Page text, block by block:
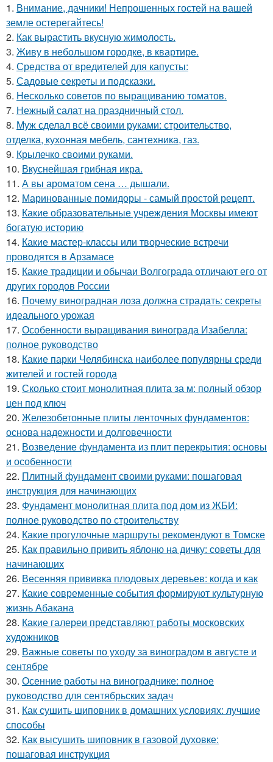
1. Внимание, дачники! Непрошенных гостей на вашей
земле остерегайтесь!
2. Как вырастить вкусную жимолость.
3. Живу в небольшом городке, в квартире.
4. Средства от вредителей для капусты:
5. Садовые секреты и подсказки.
6. Несколько советов по выращиванию томатов.
7. Нежный салат на праздничный стол.
8. Муж сделал всё своими руками: строительство,
отделка, кухонная мебель, сантехника, газ.
9. Крылечко своими руками.
10. Вкуснейшая грибная икра.
11. А вы ароматом сена … дышали.
12. Маринованные помидоры - самый простой рецепт.
13. Какие образовательные учреждения Москвы имеют
богатую историю
14. Какие мастер-классы или творческие встречи
проводятся в Арзамасе
15. Какие традиции и обычаи Волгограда отличают его от
других городов России
16. Почему виноградная лоза должна страдать: секреты
идеального урожая
17. Особенности выращивания винограда Изабелла:
полное руководство
18. Какие парки Челябинска наиболее популярны среди
жителей и гостей города
19. Сколько стоит монолитная плита за м: полный обзор
цен под ключ
20. Железобетонные плиты ленточных фундаментов:
основа надежности и долговечности
21. Возведение фундамента из плит перекрытия: основы
и особенности
22. Плитный фундамент своими руками: пошаговая
инструкция для начинающих
23. Фундамент монолитная плита под дом из ЖБИ:
полное руководство по строительству
24. Какие прогулочные маршруты рекомендуют в Томске
25. Как правильно привить яблоню на дичку: советы для
начинающих
26. Весенняя прививка плодовых деревьев: когда и как
27. Какие современные события формируют культурную
жизнь Абакана
28. Какие галереи представляют работы московских
художников
29. Важные советы по уходу за виноградом в августе и
сентябре
30. Осенние работы на винограднике: полное
руководство для сентябрьских задач
31. Как сушить шиповник в домашних условиях: лучшие
способы
32. Как высушить шиповник в газовой духовке:
пошаговая инструкция